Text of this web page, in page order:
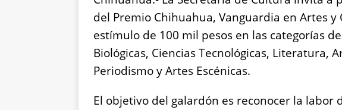
o
o
k
p
p
g
er
n
k
del Premio Chihuahua, Vanguardia en Artes y
estímulo de 100 mil pesos en las categorías
Biológicas, Ciencias Tecnológicas, Literatura,
Periodismo y Artes Escénicas.
El objetivo del galardón es reconocer la labor